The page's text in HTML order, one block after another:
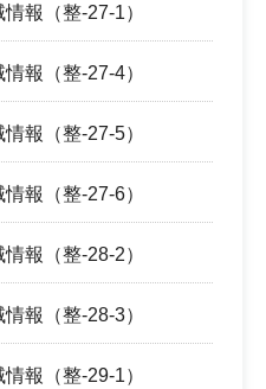
報（整-27-1）
報（整-27-4）
報（整-27-5）
報（整-27-6）
報（整-28-2）
報（整-28-3）
報（整-29-1）